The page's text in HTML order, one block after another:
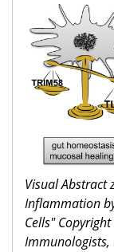
Visual Abstract
Inflammation
Cells"
Immunologists,